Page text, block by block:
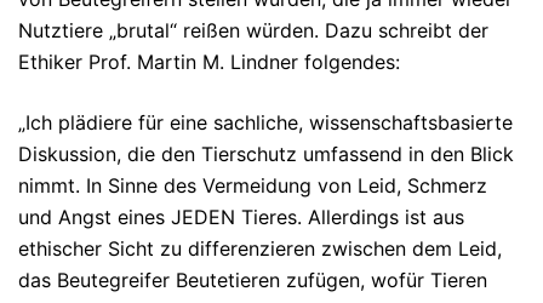
Nutztiere „brutal“ reißen würden. Dazu schreibt der
Ethiker Prof. Martin M. Lindner folgendes:
„Ich plädiere für eine sachliche, wissenschaftsbasierte
Diskussion, die den Tierschutz umfassend in den Blick
nimmt. In Sinne des Vermeidung von Leid, Schmerz
und Angst eines JEDEN Tieres. Allerdings ist aus
ethischer Sicht zu differenzieren zwischen dem Leid,
das Beutegreifer Beutetieren zufügen, wofür Tieren